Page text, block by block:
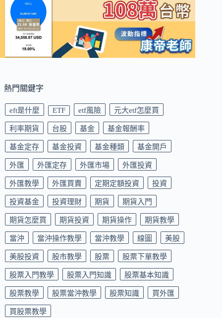
熱門關鍵字
eft是什麼 ETF etf風險 元大etf怎麼買
利率期貨 台股 基金 基金報酬率
基金定存 基金投資 基金種類 基金開戶
外匯 外匯定存 外匯市場 外匯投資
外匯教學 外匯買賣 定期定額投資 投資
投資基金 投資理財 期貨 期貨入門
期貨怎麼買 期貨投資 期貨操作 期貨教學
當沖 當沖操作教學 當沖教學 線圖 美股
美股投資 股市教學 股票 股票下單教學
股票入門教學 股票入門知識 股票基本知識
股票教學 股票當沖教學 股票知識 買外匯
買股票教學